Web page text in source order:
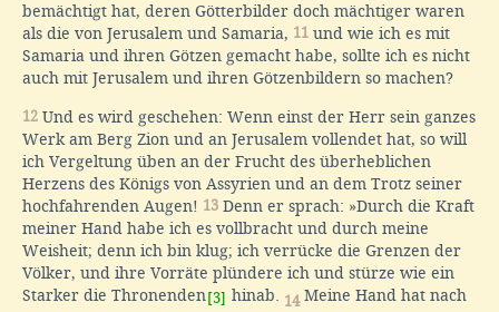
bemächtigt hat, deren Götterbilder doch mächtiger waren
als die von Jerusalem und Samaria, 11 und wie ich es mit
Samaria und ihren Götzen gemacht habe, sollte ich es nicht
auch mit Jerusalem und ihren Götzenbildern so machen?
12 Und es wird geschehen: Wenn einst der Herr sein ganzes
Werk am Berg Zion und an Jerusalem vollendet hat, so will
ich Vergeltung üben an der Frucht des überheblichen
Herzens des Königs von Assyrien und an dem Trotz seiner
hochfahrenden Augen! 13 Denn er sprach: »Durch die Kraft
meiner Hand habe ich es vollbracht und durch meine
Weisheit; denn ich bin klug; ich verrücke die Grenzen der
Völker, und ihre Vorräte plündere ich und stürze wie ein
Starker die Thronenden [3] hinab. 14 Meine Hand hat nach